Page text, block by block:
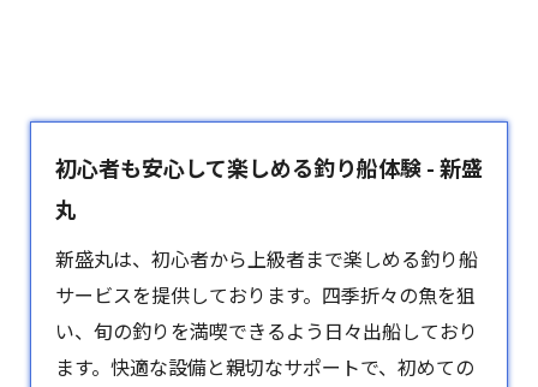
初心者も安心して楽しめる釣り船体験 - 新盛
丸
新盛丸は、初心者から上級者まで楽しめる釣り船
サービスを提供しております。四季折々の魚を狙
い、旬の釣りを満喫できるよう日々出船しており
ます。快適な設備と親切なサポートで、初めての